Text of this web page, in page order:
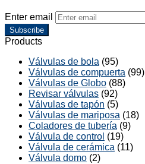
Enter email
Subscribe
Products
Válvulas de bola (95)
Válvulas de compuerta (99)
Válvulas de Globo (88)
Revisar válvulas (92)
Válvulas de tapón (5)
Válvulas de mariposa (18)
Coladores de tubería (9)
Válvula de control (19)
Válvula de cerámica (11)
Válvula domo (2)